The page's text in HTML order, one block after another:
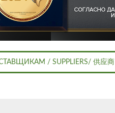
/ SUPPLIERS/ 供应商